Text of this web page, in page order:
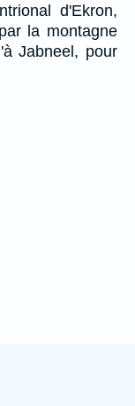
d'Ekron,
la montagne
Jabneel, pour